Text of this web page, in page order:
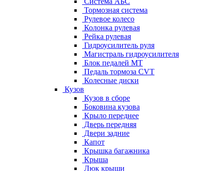
Тормозная система
Рулевое колесо
Колонка рулевая
Рейка рулевая
Гидроусилитель руля
Магистраль гидроусилителя
Блок педалей МТ
Педаль тормоза CVT
Колесные диски
Кузов
Кузов в сборе
Боковина кузова
Крыло переднее
Дверь передняя
Двери задние
Капот
Крышка багажника
Крыша
Люк крыши